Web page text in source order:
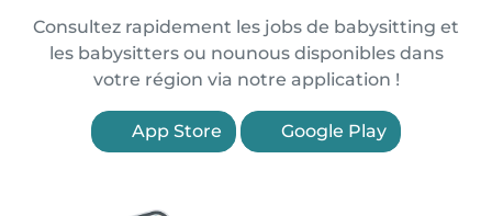
Consultez rapidement les jobs de babysitting et
les babysitters ou nounous disponibles dans
votre région via notre application !
App Store Google Play